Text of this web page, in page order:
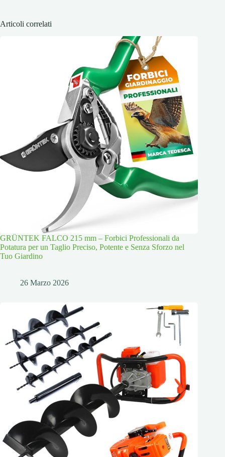
Articoli correlati
GRÜNTEK FALCO 215 mm – Forbici Professionali da
Potatura per un Taglio Preciso, Potente e Senza Sforzo nel
Tuo Giardino
26 Marzo 2026